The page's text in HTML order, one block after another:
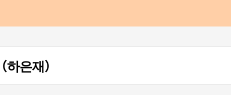
ハウンアジェ（下隠斎） （하은재）